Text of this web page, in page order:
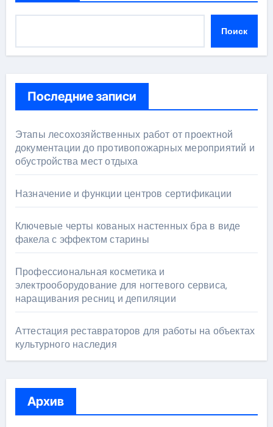
Поиск
Последние записи
Этапы лесохозяйственных работ от проектной
документации до противопожарных мероприятий и
обустройства мест отдыха
Назначение и функции центров сертификации
Ключевые черты кованых настенных бра в виде
факела с эффектом старины
Профессиональная косметика и
электрооборудование для ногтевого сервиса,
наращивания ресниц и депиляции
Аттестация реставраторов для работы на объектах
культурного наследия
Архив